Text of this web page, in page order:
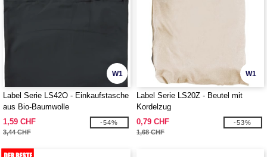
W1
Label Serie LS42O - Einkaufstasche
aus Bio-Baumwolle
1,59 CHF
3,44 CHF
-54%
W1
Label Serie LS20Z - Beutel mit
Kordelzug
0,79 CHF
1,68 CHF
-53%